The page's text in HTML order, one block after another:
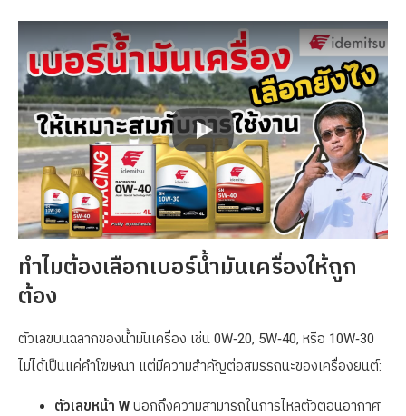
ทำไมต้องเลือกเบอร์น้ำมันเครื่องให้ถูก
ต้อง
ตัวเลขบนฉลากของน้ำมันเครื่อง เช่น 0W‑20, 5W‑40, หรือ 10W‑30
ไม่ได้เป็นแค่คำโฆษณา แต่มีความสำคัญต่อสมรรถนะของเครื่องยนต์:
ตัวเลขหน้า W บอกถึงความสามารถในการไหลตัวตอนอากาศ